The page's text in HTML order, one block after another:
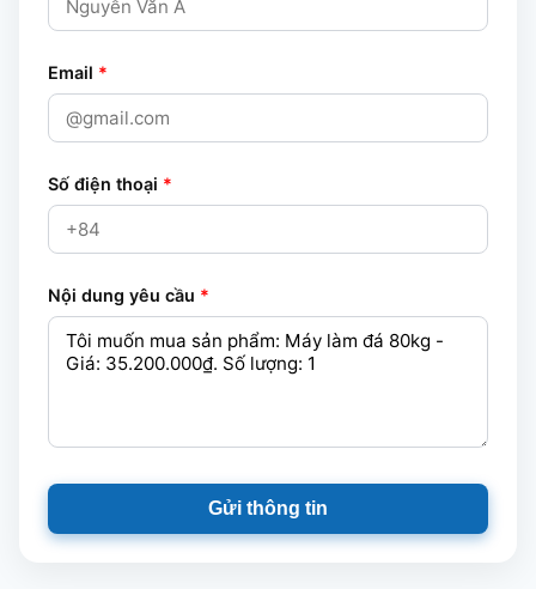
Email *
Số điện thoại *
Nội dung yêu cầu *
Gửi thông tin